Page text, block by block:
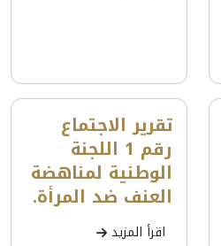
تقرير الاجتماع
رقم 1 اللجنة
الوطنية لمناهضة
العنف ضد المرأة.
اقرأ المزيد